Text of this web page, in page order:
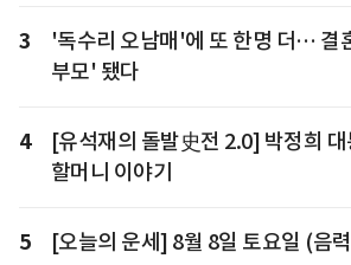
3
'독수리 오남매'에 또 한명 더… 결
부모' 됐다
4
[유석재의 돌발史전 2.0] 박정희 대
할머니 이야기
5 [오늘의 운세] 8월 8일 토요일 (음